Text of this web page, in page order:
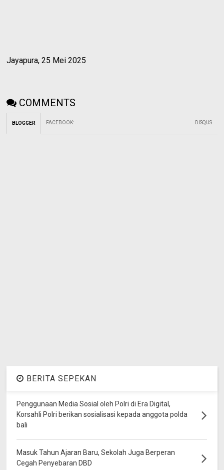
Jayapura, 25 Mei 2025
COMMENTS
BLOGGER FACEBOOK: DISQUS
BERITA SEPEKAN
Penggunaan Media Sosial oleh Polri di Era Digital,
Korsahli Polri berikan sosialisasi kepada anggota polda
bali
Masuk Tahun Ajaran Baru, Sekolah Juga Berperan
Cegah Penyebaran DBD